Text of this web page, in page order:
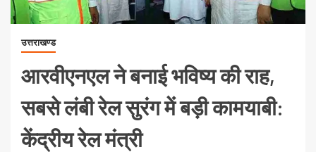
उत्तराखण्ड
आरवीएनएल ने बनाई भविष्य की राह,
सबसे लंबी रेल सुरंग में बड़ी कामयाबी:
केंद्रीय रेल मंत्री